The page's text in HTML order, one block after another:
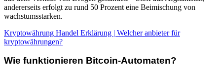
andererseits erfolgt zu rund 50 Prozent eine Beimischung von
wachstumsstarken.
Kryptowährung Handel Erklärung | Welcher anbieter für
kryptowährungen?
Wie funktionieren Bitcoin-Automaten?